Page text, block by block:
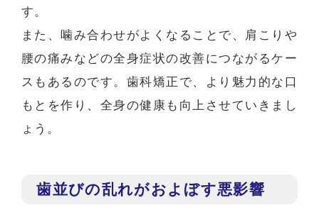
す。
また、噛み合わせがよくなることで、肩こりや
腰の痛みなどの全身症状の改善につながるケー
スもあるのです。歯科矯正で、より魅力的な口
もとを作り、全身の健康も向上させていきまし
ょう。
歯並びの乱れがおよぼす悪影響